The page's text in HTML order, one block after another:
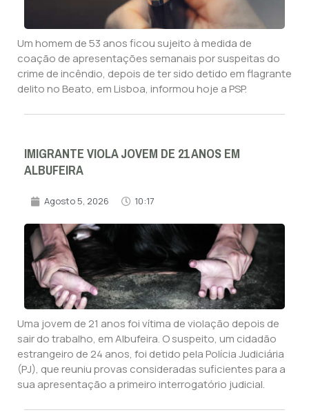
Um homem de 53 anos ficou sujeito à medida de
coação de apresentações semanais por suspeitas do
crime de incêndio, depois de ter sido detido em flagrante
delito no Beato, em Lisboa, informou hoje a PSP.
IMIGRANTE VIOLA JOVEM DE 21 ANOS EM
ALBUFEIRA
Agosto 5, 2026 10:17
Uma jovem de 21 anos foi vítima de violação depois de
sair do trabalho, em Albufeira. O suspeito, um cidadão
estrangeiro de 24 anos, foi detido pela Polícia Judiciária
(PJ), que reuniu provas consideradas suficientes para a
sua apresentação a primeiro interrogatório judicial.